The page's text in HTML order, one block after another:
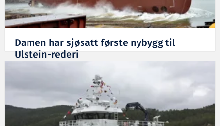
Damen har sjøsatt første nybygg til
Ulstein-rederi